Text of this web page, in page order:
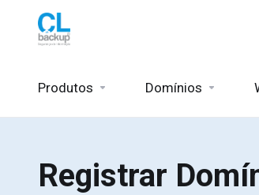
Produtos Domínios
Registrar